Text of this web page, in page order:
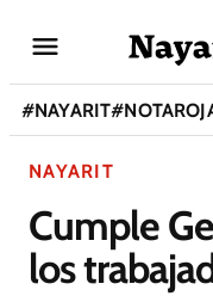
#NAYARIT#
NAYARIT
Cumple
los